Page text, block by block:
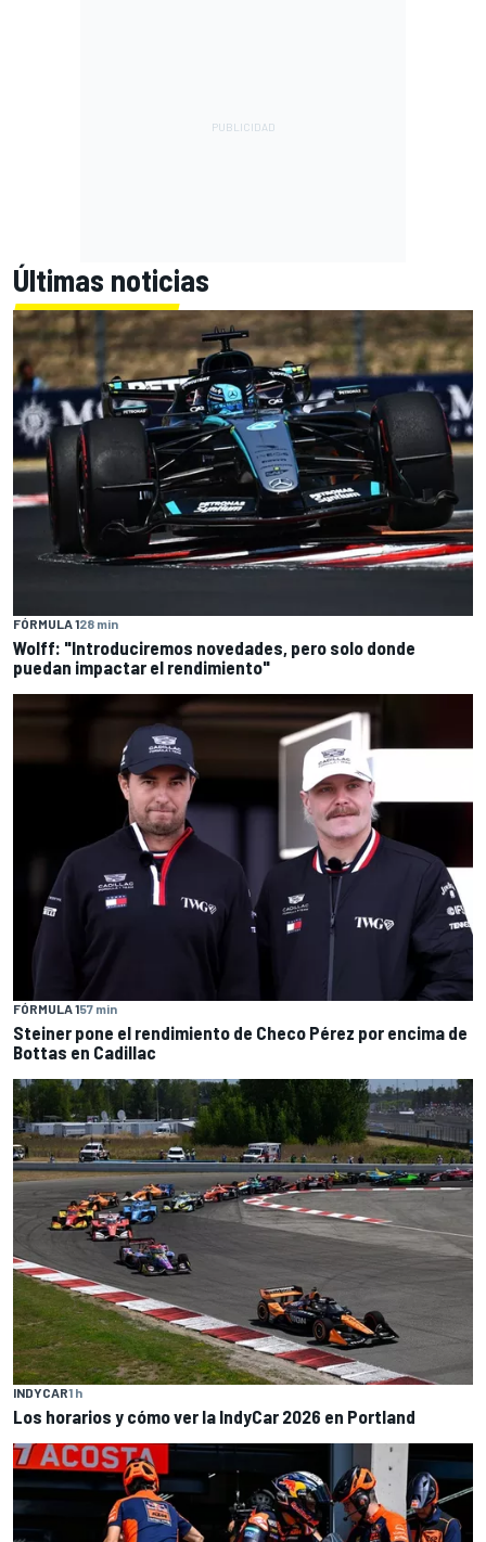
Últimas noticias
FÓRMULA 128 min
Wolff: "Introduciremos novedades, pero solo donde
puedan impactar el rendimiento"
FÓRMULA 157 min
Steiner pone el rendimiento de Checo Pérez por encima de
Bottas en Cadillac
INDYCAR1 h
Los horarios y cómo ver la IndyCar 2026 en Portland